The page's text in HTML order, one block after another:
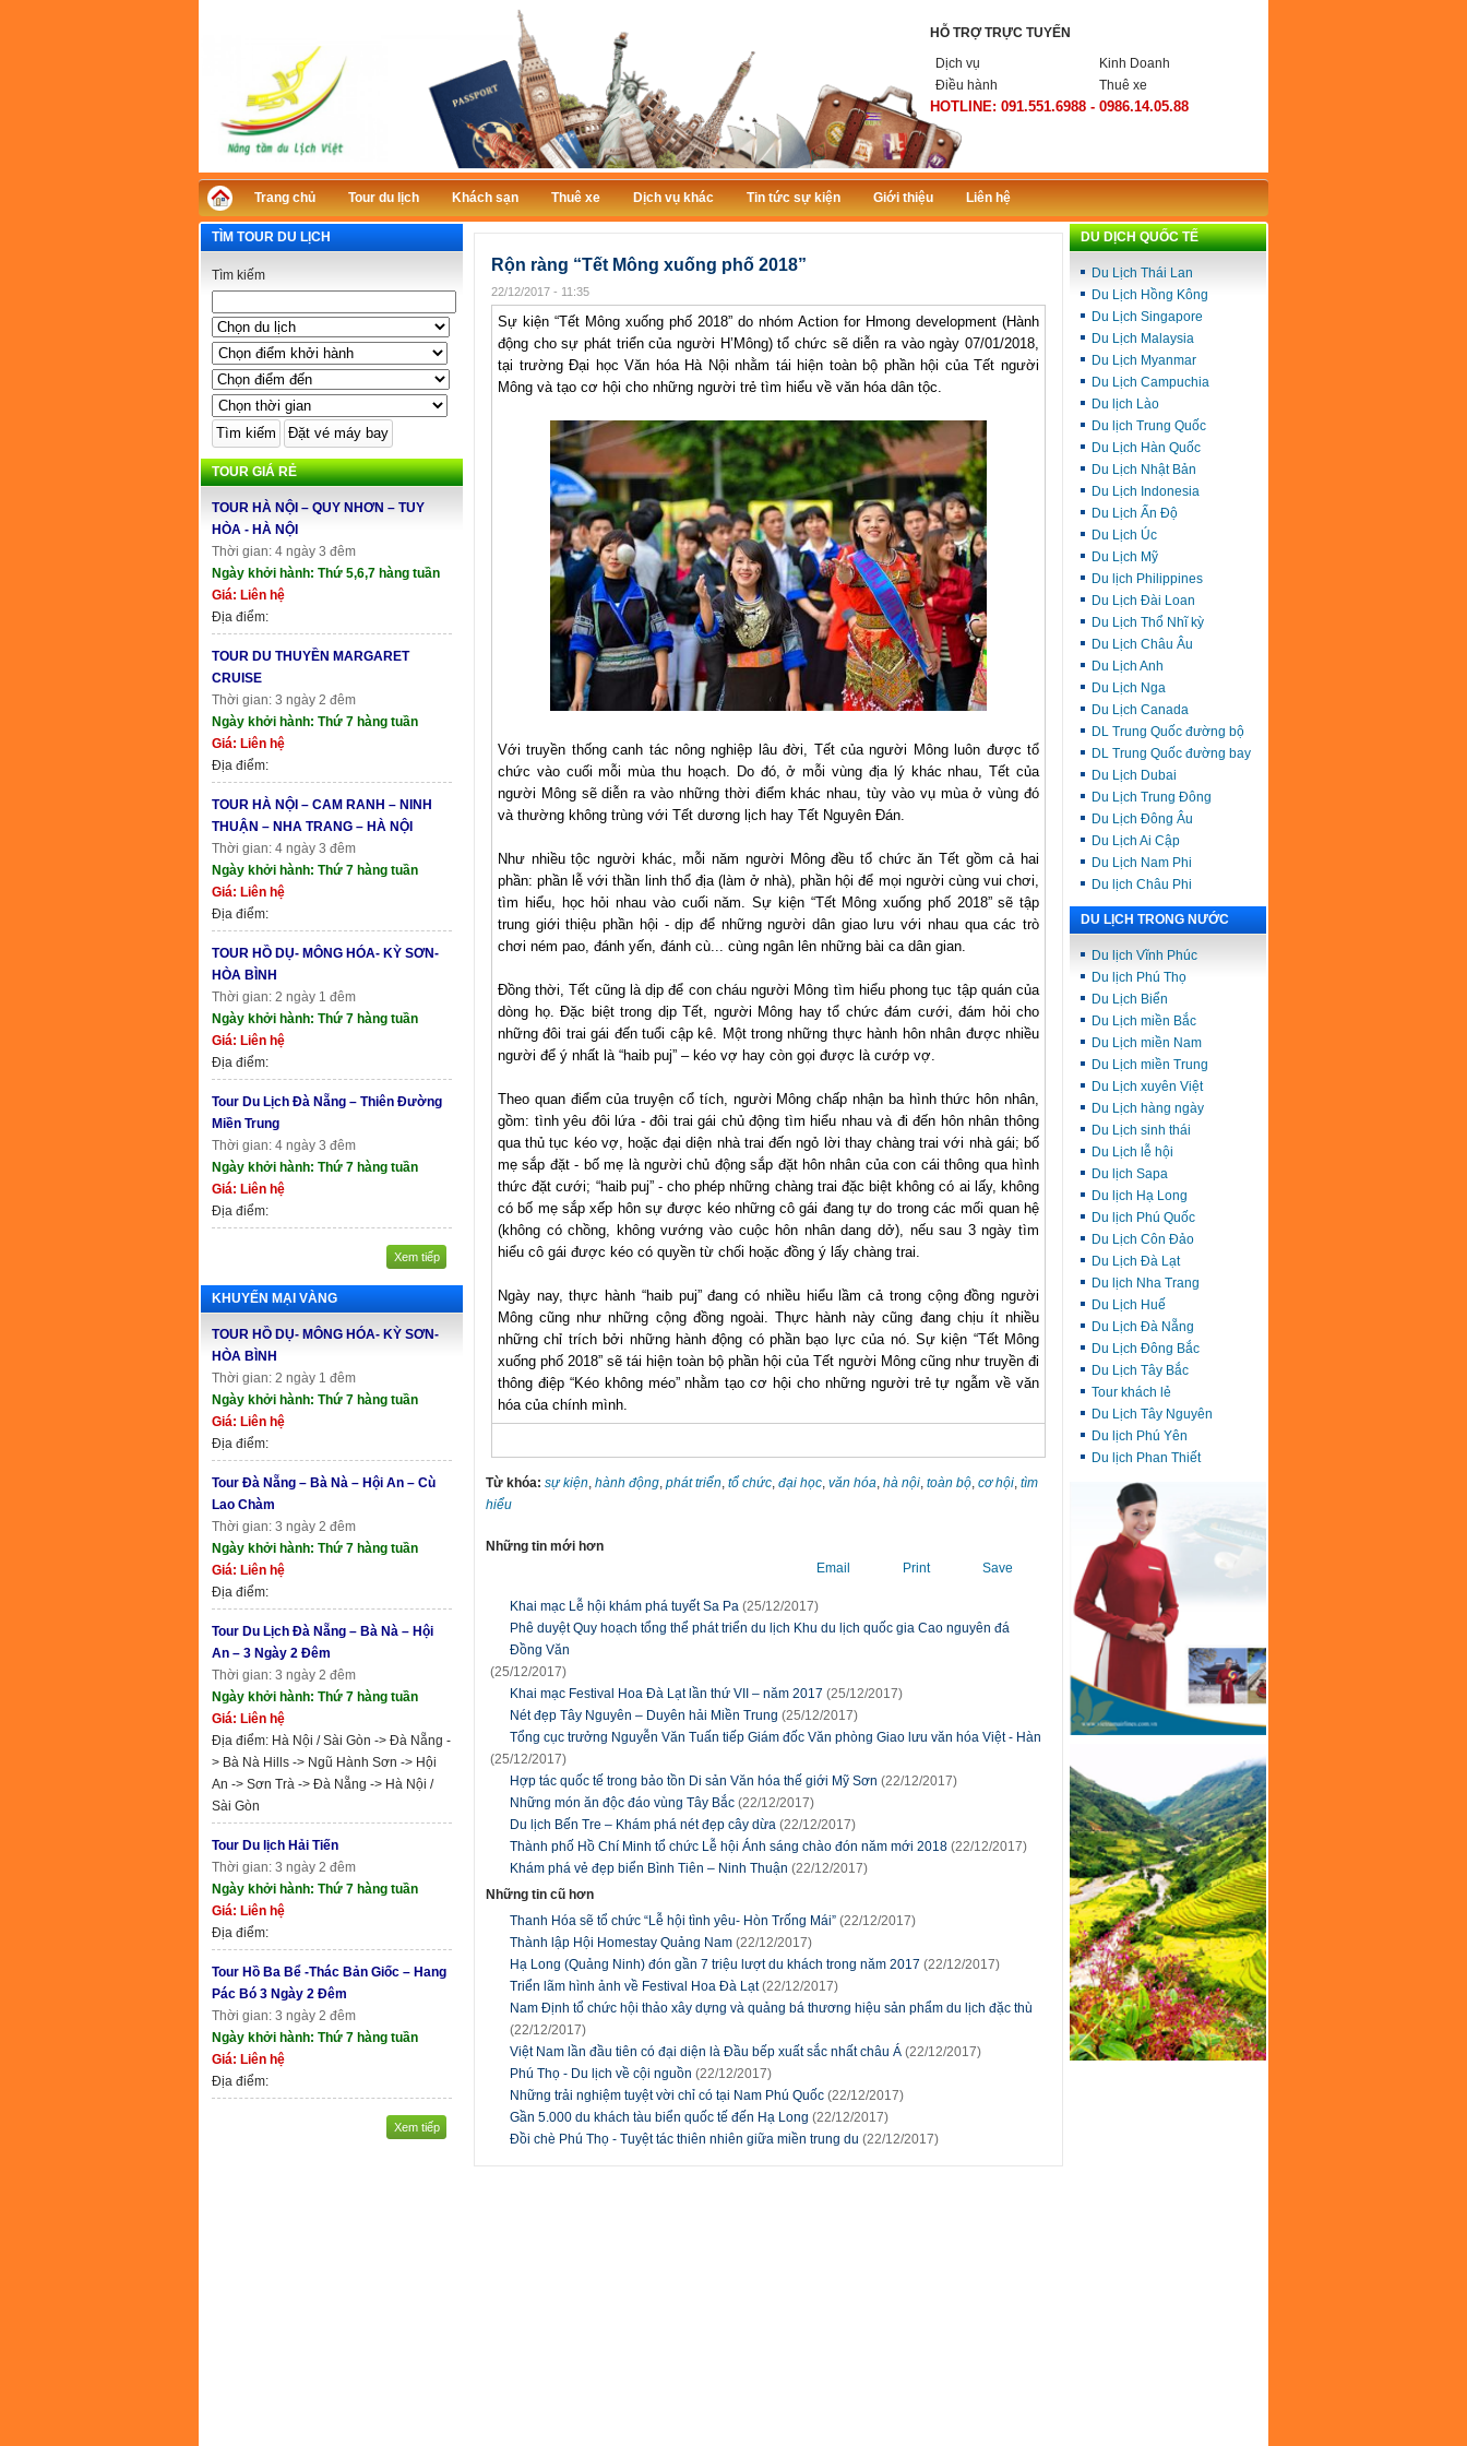
HỖ TRỢ TRỰC TUYẾN
Dịch vụ
Kinh Doanh
Điều hành
Thuê xe
HOTLINE: 091.551.6988 - 0986.14.05.88
Trang chủ Tour du lịch Khách sạn Thuê xe Dịch vụ khác Tin tức sự kiện Giới thiệu Liên hệ
TÌM TOUR DU LỊCH
Tìm kiếm
TOUR GIÁ RẺ
TOUR HÀ NỘI – QUY NHƠN – TUY
HÒA - HÀ NỘI
Thời gian: 4 ngày 3 đêm
Ngày khởi hành: Thứ 5,6,7 hàng tuần
Giá: Liên hệ
Địa điểm:
TOUR DU THUYỀN MARGARET
CRUISE
Thời gian: 3 ngày 2 đêm
Ngày khởi hành: Thứ 7 hàng tuần
Giá: Liên hệ
Địa điểm:
TOUR HÀ NỘI – CAM RANH – NINH
THUẬN – NHA TRANG – HÀ NỘI
Thời gian: 4 ngày 3 đêm
Ngày khởi hành: Thứ 7 hàng tuần
Giá: Liên hệ
Địa điểm:
TOUR HỒ DỤ- MÔNG HÓA- KỲ SƠN-
HÒA BÌNH
Thời gian: 2 ngày 1 đêm
Ngày khởi hành: Thứ 7 hàng tuần
Giá: Liên hệ
Địa điểm:
Tour Du Lịch Đà Nẵng – Thiên Đường
Miền Trung
Thời gian: 4 ngày 3 đêm
Ngày khởi hành: Thứ 7 hàng tuần
Giá: Liên hệ
Địa điểm:
Xem tiếp
KHUYẾN MẠI VÀNG
TOUR HỒ DỤ- MÔNG HÓA- KỲ SƠN-
HÒA BÌNH
Thời gian: 2 ngày 1 đêm
Ngày khởi hành: Thứ 7 hàng tuần
Giá: Liên hệ
Địa điểm:
Tour Đà Nẵng – Bà Nà – Hội An – Cù
Lao Chàm
Thời gian: 3 ngày 2 đêm
Ngày khởi hành: Thứ 7 hàng tuần
Giá: Liên hệ
Địa điểm:
Tour Du Lịch Đà Nẵng – Bà Nà – Hội
An – 3 Ngày 2 Đêm
Thời gian: 3 ngày 2 đêm
Ngày khởi hành: Thứ 7 hàng tuần
Giá: Liên hệ
Địa điểm: Hà Nội / Sài Gòn -> Đà Nẵng -
> Bà Nà Hills -> Ngũ Hành Sơn -> Hội
An -> Sơn Trà -> Đà Nẵng -> Hà Nội /
Sài Gòn
Tour Du lịch Hải Tiến
Thời gian: 3 ngày 2 đêm
Ngày khởi hành: Thứ 7 hàng tuần
Giá: Liên hệ
Địa điểm:
Tour Hồ Ba Bể -Thác Bản Giốc – Hang
Pác Bó 3 Ngày 2 Đêm
Thời gian: 3 ngày 2 đêm
Ngày khởi hành: Thứ 7 hàng tuần
Giá: Liên hệ
Địa điểm:
Xem tiếp
Rộn ràng “Tết Mông xuống phố 2018”
22/12/2017 - 11:35
Sự kiện “Tết Mông xuống phố 2018” do nhóm Action for Hmong development (Hành
động cho sự phát triển của người H’Mông) tổ chức sẽ diễn ra vào ngày 07/01/2018,
tại trường Đại học Văn hóa Hà Nội nhằm tái hiện toàn bộ phần hội của Tết người
Mông và tạo cơ hội cho những người trẻ tìm hiểu về văn hóa dân tộc.
Với truyền thống canh tác nông nghiệp lâu đời, Tết của người Mông luôn được tổ
chức vào cuối mỗi mùa thu hoạch. Do đó, ở mỗi vùng địa lý khác nhau, Tết của
người Mông sẽ diễn ra vào những thời điểm khác nhau, tùy vào vụ mùa ở vùng đó
và thường không trùng với Tết dương lịch hay Tết Nguyên Đán.
Như nhiều tộc người khác, mỗi năm người Mông đều tổ chức ăn Tết gồm cả hai
phần: phần lễ với thần linh thổ địa (làm ở nhà), phần hội để mọi người cùng vui chơi,
tìm hiểu, học hỏi nhau vào cuối năm. Sự kiện “Tết Mông xuống phố 2018” sẽ tập
trung giới thiệu phần hội - dịp để những người dân giao lưu với nhau qua các trò
chơi ném pao, đánh yến, đánh cù... cùng ngân lên những bài ca dân gian.
Đồng thời, Tết cũng là dịp để con cháu người Mông tìm hiểu phong tục tập quán của
dòng họ. Đặc biệt trong dịp Tết, người Mông hay tổ chức đám cưới, đám hỏi cho
những đôi trai gái đến tuổi cập kê. Một trong những thực hành hôn nhân được nhiều
người để ý nhất là “haib puj” – kéo vợ hay còn gọi được là cướp vợ.
Theo quan điểm của truyện cổ tích, người Mông chấp nhận ba hình thức hôn nhân,
gồm: tình yêu đôi lứa - đôi trai gái chủ động tìm hiểu nhau và đi đến hôn nhân thông
qua thủ tục kéo vợ, hoặc đại diện nhà trai đến ngỏ lời thay chàng trai với nhà gái; bố
mẹ sắp đặt - bố mẹ là người chủ động sắp đặt hôn nhân của con cái thông qua hình
thức đặt cưới; “haib puj” - cho phép những chàng trai đặc biệt không có ai lấy, không
có bố mẹ sắp xếp hôn sự được kéo những cô gái đang tự do trong các mối quan hệ
(không có chồng, không vướng vào cuộc hôn nhân dang dở), nếu sau 3 ngày tìm
hiểu cô gái được kéo có quyền từ chối hoặc đồng ý lấy chàng trai.
Ngày nay, thực hành “haib puj” đang có nhiều hiểu lầm cả trong cộng đồng người
Mông cũng như những cộng đồng ngoài. Thực hành này cũng đang chịu ít nhiều
những chỉ trích bởi những hành động có phần bạo lực của nó. Sự kiện “Tết Mông
xuống phố 2018” sẽ tái hiện toàn bộ phần hội của Tết người Mông cũng như truyền đi
thông điệp “Kéo không méo” nhằm tạo cơ hội cho những người trẻ tự ngẫm về văn
hóa của chính mình.
Từ khóa: sự kiện hành động phát triển tổ chức đại học văn hóa hà nội toàn bộ cơ hội tìm
hiểu
Email Print Save
Những tin mới hơn
Khai mạc Lễ hội khám phá tuyết Sa Pa (25/12/2017)
Phê duyệt Quy hoạch tổng thể phát triển du lịch Khu du lịch quốc gia Cao nguyên đá
Đồng Văn
(25/12/2017)
Khai mạc Festival Hoa Đà Lạt lần thứ VII – năm 2017 (25/12/2017)
Nét đẹp Tây Nguyên – Duyên hải Miền Trung (25/12/2017)
Tổng cục trưởng Nguyễn Văn Tuấn tiếp Giám đốc Văn phòng Giao lưu văn hóa Việt - Hàn
(25/12/2017)
Hợp tác quốc tế trong bảo tồn Di sản Văn hóa thế giới Mỹ Sơn (22/12/2017)
Những món ăn độc đáo vùng Tây Bắc (22/12/2017)
Du lịch Bến Tre – Khám phá nét đẹp cây dừa (22/12/2017)
Thành phố Hồ Chí Minh tổ chức Lễ hội Ánh sáng chào đón năm mới 2018 (22/12/2017)
Khám phá vẻ đẹp biển Bình Tiên – Ninh Thuận (22/12/2017)
Những tin cũ hơn
Thanh Hóa sẽ tổ chức “Lễ hội tình yêu- Hòn Trống Mái” (22/12/2017)
Thành lập Hội Homestay Quảng Nam (22/12/2017)
Hạ Long (Quảng Ninh) đón gần 7 triệu lượt du khách trong năm 2017 (22/12/2017)
Triển lãm hình ảnh về Festival Hoa Đà Lạt(22/12/2017)
Nam Định tổ chức hội thảo xây dựng và quảng bá thương hiệu sản phẩm du lịch đặc thù
(22/12/2017)
Việt Nam lần đầu tiên có đại diện là Đầu bếp xuất sắc nhất châu Á (22/12/2017)
Phú Thọ - Du lịch về cội nguồn (22/12/2017)
Những trải nghiệm tuyệt vời chỉ có tại Nam Phú Quốc (22/12/2017)
Gần 5.000 du khách tàu biển quốc tế đến Hạ Long (22/12/2017)
Đồi chè Phú Thọ - Tuyệt tác thiên nhiên giữa miền trung du (22/12/2017)
DU DỊCH QUỐC TẾ
Du Lịch Thái Lan
Du Lịch Hồng Kông
Du Lịch Singapore
Du Lịch Malaysia
Du Lịch Myanmar
Du Lịch Campuchia
Du lịch Lào
Du lịch Trung Quốc
Du Lịch Hàn Quốc
Du Lịch Nhật Bản
Du Lịch Indonesia
Du Lịch Ấn Độ
Du Lịch Úc
Du Lịch Mỹ
Du lịch Philippines
Du Lịch Đài Loan
Du Lịch Thổ Nhĩ kỳ
Du Lịch Châu Âu
Du Lịch Anh
Du Lịch Nga
Du Lịch Canada
DL Trung Quốc đường bộ
DL Trung Quốc đường bay
Du Lịch Dubai
Du Lịch Trung Đông
Du Lịch Đông Âu
Du Lịch Ai Cập
Du Lịch Nam Phi
Du lịch Châu Phi
DU LỊCH TRONG NƯỚC
Du lịch Vĩnh Phúc
Du lịch Phú Thọ
Du Lịch Biển
Du Lịch miền Bắc
Du Lịch miền Nam
Du Lịch miền Trung
Du Lịch xuyên Việt
Du Lịch hàng ngày
Du Lịch sinh thái
Du Lịch lễ hội
Du lịch Sapa
Du lịch Hạ Long
Du lịch Phú Quốc
Du Lịch Côn Đảo
Du Lịch Đà Lạt
Du lịch Nha Trang
Du Lịch Huế
Du Lịch Đà Nẵng
Du Lịch Đông Bắc
Du Lịch Tây Bắc
Tour khách lẻ
Du Lịch Tây Nguyên
Du lịch Phú Yên
Du lịch Phan Thiết